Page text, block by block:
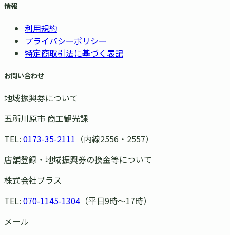
情報
利用規約
プライバシーポリシー
特定商取引法に基づく表記
お問い合わせ
地域振興券について
五所川原市 商工観光課
TEL: 0173-35-2111 （内線2556・2557）
店舗登録・地域振興券の換金等について
株式会社プラス
TEL: 070-1145-1304 （平日9時〜17時）
メール